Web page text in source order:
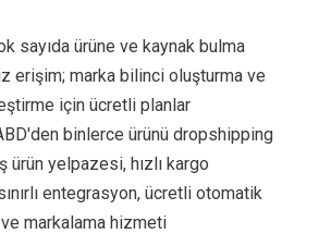
sayıda ürüne ve kaynak bulma
erişim; marka bilinci oluşturma ve
için ücretli planlar
binlerce ürünü dropshipping
ürün yelpazesi, hızlı kargo
entegrasyon, ücretli otomatik
markalama hizmeti